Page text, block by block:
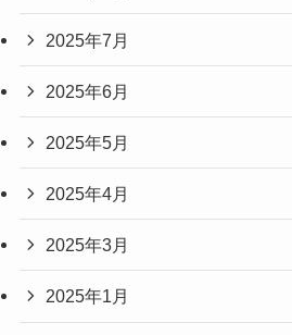
2025年7月
2025年6月
2025年5月
2025年4月
2025年3月
2025年1月